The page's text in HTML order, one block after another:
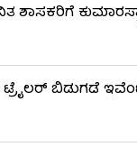
ಶಾಸಕರಿಗೆ
ಟ್ರೈಲರ್ ಬಿಡುಗಡೆ